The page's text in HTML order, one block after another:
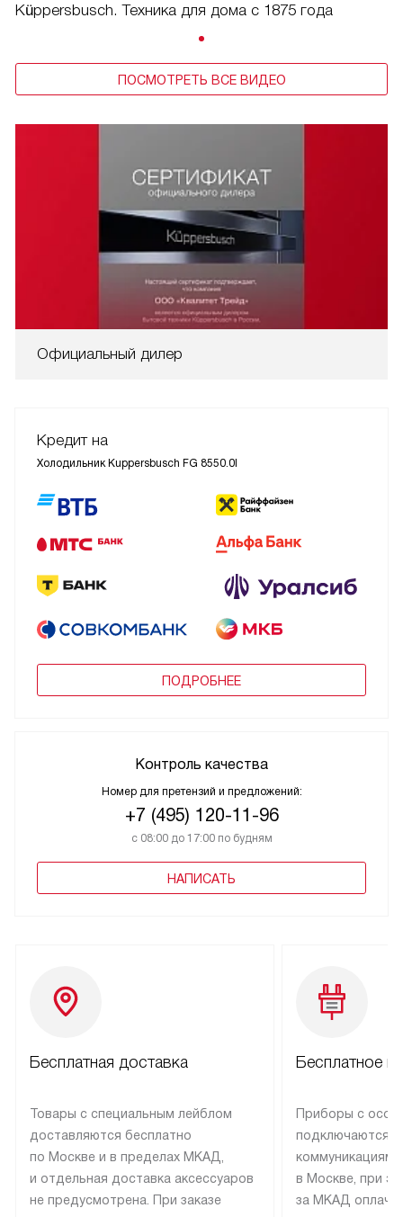
Küppersbusch. Техника для дома с 1875 года
ПОСМОТРЕТЬ ВСЕ ВИДЕО
Официальный дилер
Кредит на
Холодильник Kuppersbusch FG 8550.0I
ПОДРОБНЕЕ
Контроль качества
Номер для претензий и предложений:
+7 (495) 120-11-96
с 08:00 до 17:00 по будням
НАПИСАТЬ
Бесплатная доставка
Товары с специальным лейблом
доставляются бесплатно
по Москве и в пределах МКАД,
и отдельная доставка аксессуаров
не предусмотрена. При заказе
Бесплатное
Приборы с
подключаются к
коммуникациям
в Москве, при
за МКАД